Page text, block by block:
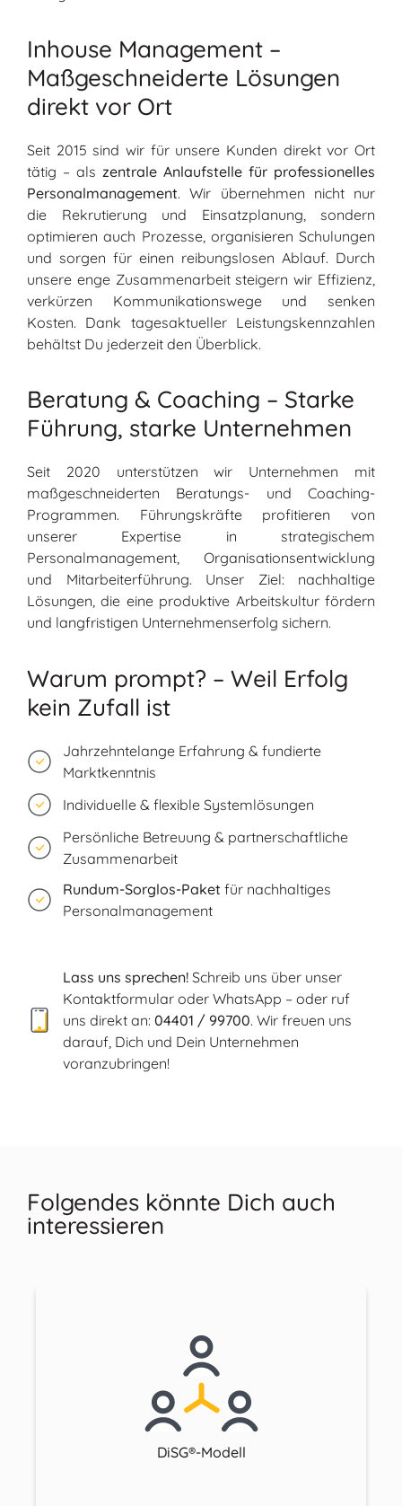
Inhouse Management –
Maßgeschneiderte Lösungen
direkt vor Ort
Seit 2015 sind wir für unsere Kunden direkt vor Ort
tätig – als zentrale Anlaufstelle für professionelles
Personalmanagement. Wir übernehmen nicht nur
die Rekrutierung und Einsatzplanung, sondern
optimieren auch Prozesse, organisieren Schulungen
und sorgen für einen reibungslosen Ablauf. Durch
unsere enge Zusammenarbeit steigern wir Effizienz,
verkürzen Kommunikationswege und senken
Kosten. Dank tagesaktueller Leistungskennzahlen
behältst Du jederzeit den Überblick.
Beratung & Coaching – Starke
Führung, starke Unternehmen
Seit 2020 unterstützen wir Unternehmen mit
maßgeschneiderten Beratungs- und Coaching-
Programmen. Führungskräfte profitieren von
unserer Expertise in strategischem
Personalmanagement, Organisationsentwicklung
und Mitarbeiterführung. Unser Ziel: nachhaltige
Lösungen, die eine produktive Arbeitskultur fördern
und langfristigen Unternehmenserfolg sichern.
Warum prompt? – Weil Erfolg
kein Zufall ist
Jahrzehntelange Erfahrung & fundierte
Marktkenntnis
Individuelle & flexible Systemlösungen
Persönliche Betreuung & partnerschaftliche
Zusammenarbeit
Rundum-Sorglos-Paket für nachhaltiges
Personalmanagement
Lass uns sprechen! Schreib uns über unser
Kontaktformular oder WhatsApp – oder ruf
uns direkt an: 04401 / 99700. Wir freuen uns
darauf, Dich und Dein Unternehmen
voranzubringen!
Folgendes könnte Dich auch
interessieren
DiSG®-Modell